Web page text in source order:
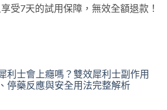
受7天的試用保障，無效全額退款！
利士會上癮嗎？雙效犀利士副作用
停藥反應與安全用法完整解析